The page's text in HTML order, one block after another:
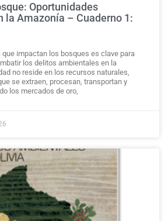
Oportunidades
la Amazonía – Cuaderno 1:
que impactan los bosques es clave para
los delitos ambientales en la
no reside en los recursos naturales,
se extraen, procesan, transportan y
los mercados de oro,